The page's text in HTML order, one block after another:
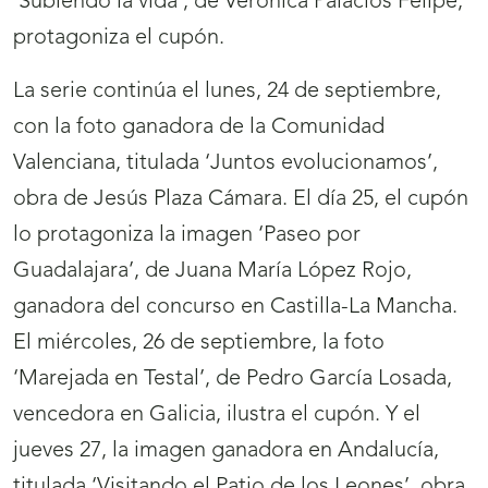
protagoniza el cupón.
La serie continúa el lunes, 24 de septiembre,
con la foto ganadora de la Comunidad
Valenciana, titulada ‘Juntos evolucionamos’,
obra de Jesús Plaza Cámara. El día 25, el cupón
lo protagoniza la imagen ‘Paseo por
Guadalajara’, de Juana María López Rojo,
ganadora del concurso en Castilla-La Mancha.
El miércoles, 26 de septiembre, la foto
‘Marejada en Testal’, de Pedro García Losada,
vencedora en Galicia, ilustra el cupón. Y el
jueves 27, la imagen ganadora en Andalucía,